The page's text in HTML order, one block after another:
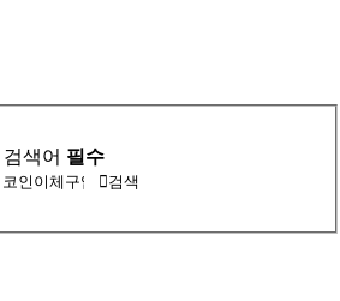
검색어 필수
검색